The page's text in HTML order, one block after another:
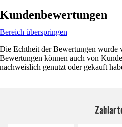
Kundenbewertungen
Bereich überspringen
Die Echtheit der Bewertungen wurde
Bewertungen können auch von
nachweislich genutzt oder gekauft